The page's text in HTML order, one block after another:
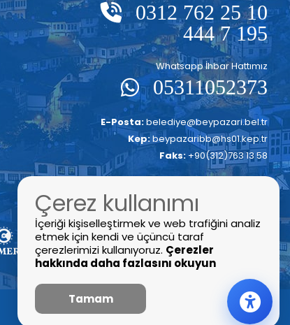
0312 762 25 10
444 7 195
Whatsapp İhbar Hattımız
05311052373
E-Posta:belediye@beypazari.bel.tr
Kep:beypazaribb@hs01.kep.tr
Faks: +90(312)763 13 58
Çerez kullanımı
İçeriği kişiselleştirmek ve web trafiğini analiz
etmek için kendi ve üçüncü taraf
çerezlerimizi kullanıyoruz. Çerezler
hakkında daha fazlasını okuyun
Tamam